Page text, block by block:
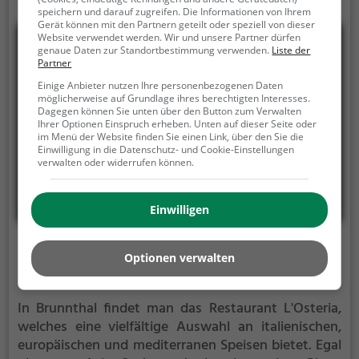
dem man sich gerne mit Freunden oder der Familie
trifft, um gemeinsam gutes Essen und leckere
Getränke zu genießen. Ein absolutes Muss für alle
Burger- und Bowlliebhaber!
L'Osteria
Eugen-Sänger-Ring 3, 85649 Brunnthal
In Brunnthal findet man das Restaurant L'Osteria,
welches eine vielfältige Auswahl an italienischen,
europäischen und mediterranen Speisen bietet. Egal
speichern und darauf zugreifen. Die Informationen von Ihrem
Gerät können mit den Partnern geteilt oder speziell von dieser
Website verwendet werden. Wir und unsere Partner dürfen
genaue Daten zur Standortbestimmung verwenden. Liste der
Partner
Einige Anbieter nutzen Ihre personenbezogenen Daten
möglicherweise auf Grundlage ihres berechtigten Interesses.
Dagegen können Sie unten über den Button zum Verwalten
Ihrer Optionen Einspruch erheben. Unten auf dieser Seite oder
im Menü der Website finden Sie einen Link, über den Sie die
Einwilligung in die Datenschutz- und Cookie-Einstellungen
verwalten oder widerrufen können.
Einwilligen
Optionen verwalten